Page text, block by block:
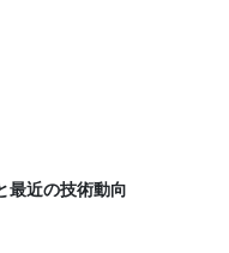
近の技術動向